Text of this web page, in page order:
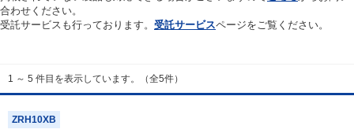
常温常圧で気体であり、弊社では取り扱いしておりません。
放射性元素または人工元素であり、弊社では取り扱いしておりません。
合わせください。
受託サービスも行っております。 受託サービスページをご覧ください。
1 ～ 5 件目を表示しています。（全5件）
ZRH10XB